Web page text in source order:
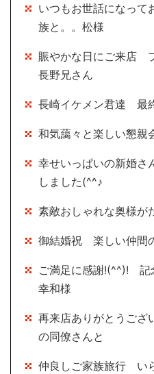
いつもお世話になって
族と。。松様
賑やかな日にご来店
長野兄さん
長崎イケメン君達 最
和気藹々と楽しい懇
幸せいっぱいの新婚
しました(^^♪
素敵おしゃれな奥様
御結婚祝 楽しい仲間
ご満足に感謝!(^^)!
幸和様
再来店ありがとうござ
の同僚さんと
仲良しご家族旅行 い